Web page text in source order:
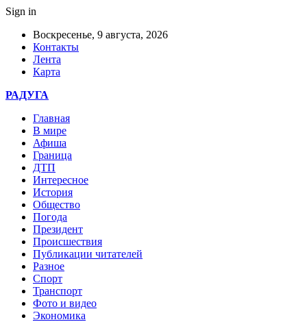
Sign in
Воскресенье, 9 августа, 2026
Контакты
Лента
Карта
РАДУГА
Главная
В мире
Афиша
Граница
ДТП
Интересное
История
Общество
Погода
Президент
Происшествия
Публикации читателей
Разное
Спорт
Транспорт
Фото и видео
Экономика